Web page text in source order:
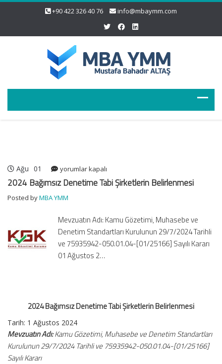
+90 422 326 40 76 info@mbaymm.com
Ağu 01
2024
Bağımsız
Tabi
Belirlenmesi
için
yorumlar kapalı
2024 Bağımsız Denetime Tabi Şirketlerin Belirlenmesi
Posted byMBA YMM
Mevzuatın Adı: Kamu Gözetimi, Muhasebe ve
Denetim Standartları Kurulunun 29/7/2024 Tarihli
ve 75935942-050.01.04-[01/25166] Sayılı Kararı
01 Ağustos 2…
2024 Bağımsız Denetime Tabi Şirketlerin Belirlenmesi
Tarih: 1 Ağustos 2024
Mevzuatın Adı:Kamu Gözetimi, Muhasebe ve Denetim Standartları
Kurulunun 29/7/2024 Tarihli ve 75935942-050.01.04-[01/25166]
Sayılı Kararı